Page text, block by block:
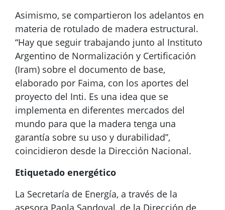
Asimismo, se compartieron los adelantos en
materia de rotulado de madera estructural.
“Hay que seguir trabajando junto al Instituto
Argentino de Normalización y Certificación
(Iram) sobre el documento de base,
elaborado por Faima, con los aportes del
proyecto del Inti. Es una idea que se
implementa en diferentes mercados del
mundo para que la madera tenga una
garantía sobre su uso y durabilidad”,
coincidieron desde la Dirección Nacional.
Etiquetado energético
La Secretaría de Energía, a través de la
asesora Paola Sandoval, de la Dirección de